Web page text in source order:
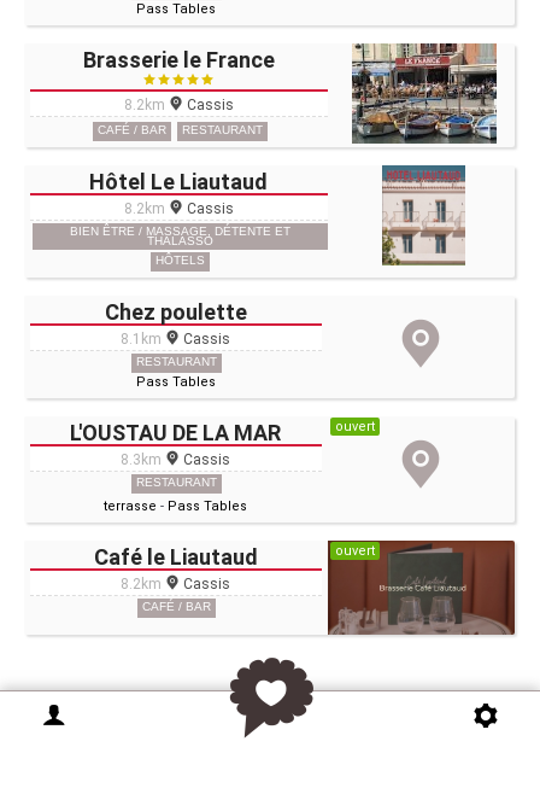
Pass Tables
Brasserie le France
8.2km Cassis
CAFÉ / BAR RESTAURANT
Hôtel Le Liautaud
8.2km Cassis
BIEN ÊTRE / MASSAGE, DÉTENTE ET
THALASSO
HÔTELS
Chez poulette
8.1km Cassis
RESTAURANT
Pass Tables
L'OUSTAU DE LA MAR
8.3km Cassis
RESTAURANT
terrasse - Pass Tables
ouvert
Café le Liautaud
8.2km Cassis
CAFÉ / BAR
ouvert